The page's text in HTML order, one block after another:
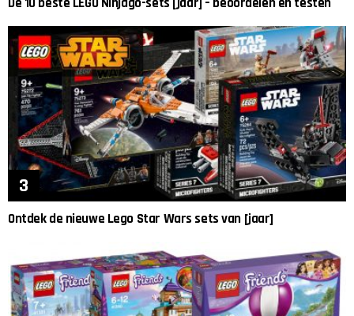
Ontdek de nieuwe Lego Star Wars sets van [jaar]